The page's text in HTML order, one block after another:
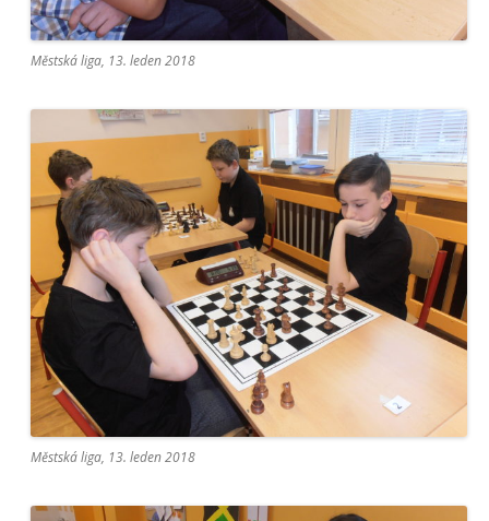
Městská liga, 13. leden 2018
Městská liga, 13. leden 2018